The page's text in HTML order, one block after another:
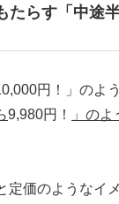
たらす「中途
円！」のよ
9,980円！
」の
定価のようなイ